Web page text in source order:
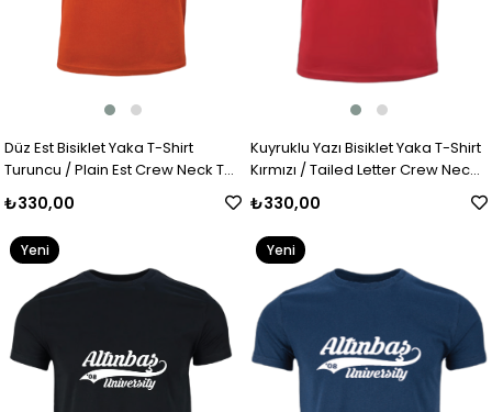
Düz Est Bisiklet Yaka T-Shirt
Turuncu / Plain Est Crew Neck T-
Shirt Orange
₺330,00
Kuyruklu Yazı Bisiklet Yaka T-Shirt
Kırmızı / Tailed Letter Crew Neck
T-Shirt Red
₺330,00
Yeni
Yeni